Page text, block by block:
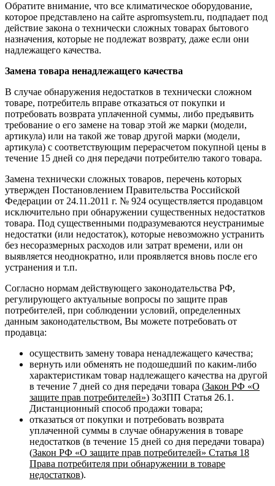
Обратите внимание, что все климатическое оборудование,
которое представлено на сайте aspromsystem.ru, подпадает под
действие закона о технически сложных товарах бытового
назначения, которые не подлежат возврату, даже если они
надлежащего качества.
Замена товара ненадлежащего качества
В случае обнаружения недостатков в технически сложном
товаре, потребитель вправе отказаться от покупки и
потребовать возврата уплаченной суммы, либо предъявить
требование о его замене на товар этой же марки (модели,
артикула) или на такой же товар другой марки (модели,
артикула) с соответствующим перерасчетом покупной цены в
течение 15 дней со дня передачи потребителю такого товара.
Замена технически сложных товаров, перечень которых
утвержден Постановлением Правительства Российской
Федерации от 24.11.2011 г. № 924 осуществляется продавцом
исключительно при обнаружении существенных недостатков
товара. Под существенными подразумеваются неустранимые
недостатки (или недостаток), которые невозможно устранить
без несоразмерных расходов или затрат времени, или он
выявляется неоднократно, или проявляется вновь после его
устранения и т.п.
Согласно нормам действующего законодательства РФ,
регулирующего актуальные вопросы по защите прав
потребителей, при соблюдении условий, определенных
данным законодательством, Вы можете потребовать от
продавца:
осуществить замену товара ненадлежащего качества;
вернуть или обменять не подошедший по каким-либо
характеристикам товар надлежащего качества на другой
в течение 7 дней со дня передачи товара (Закон РФ «О
защите прав потребителей») ЗоЗПП Статья 26.1.
Дистанционный способ продажи товара;
отказаться от покупки и потребовать возврата
уплаченной суммы в случае обнаружения в товаре
недостатков (в течение 15 дней со дня передачи товара)
(Закон РФ «О защите прав потребителей» Статья 18
Права потребителя при обнаружении в товаре
недостатков).